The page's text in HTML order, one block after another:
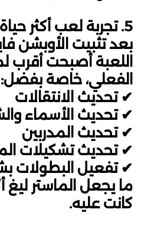
5. تجربة لعب أكثر حياة وواقعية:
بعد تثبيت الأوبشن
اللعبة أصبحت أقرب
الفعلي، خاصة بفضل:
✔ تحديث الانتقالات
✔ تحديث الأسماء
✔ تحديث المدربين
✔ تحديث تشكيلات
✔ تفعيل البطولات
ما يجعل الماستر ليغ
كانت عليه.